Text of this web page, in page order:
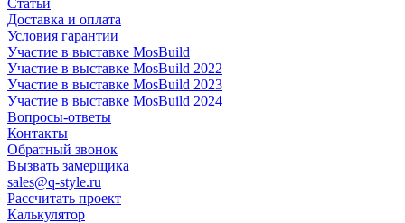
Статьи
Доставка и оплата
Условия гарантии
Участие в выставке MosBuild
Участие в выставке MosBuild 2022
Участие в выставке MosBuild 2023
Участие в выставке MosBuild 2024
Вопросы-ответы
Контакты
Обратный звонок
Вызвать замерщика
sales@q-style.ru
Рассчитать проект
Калькулятор